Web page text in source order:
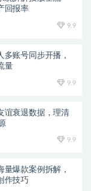
回报率
9.9
账号同步开播，
量
9.9
谊衰退数据，理清
9.9
爆款案例拆解，
作技巧